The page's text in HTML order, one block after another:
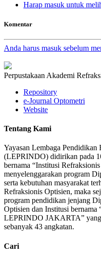
Harap masuk untuk
Komentar
Anda harus masuk sebelum
Perpustakaan Akademi
Repository
e-Journal Optometri
Website
Tentang Kami
Yayasan Lembaga
(LEPRINDO) didirikan pada
bernama “Institusi
menyelenggarakan program
serta kebutuhan masyarakat
Refraksionis Optisien, maka
program pendidikan jenjang
Optisien dan Institusi
LEPRINDO JAKARTA” yang
sebanyak 43 angkatan.
Cari